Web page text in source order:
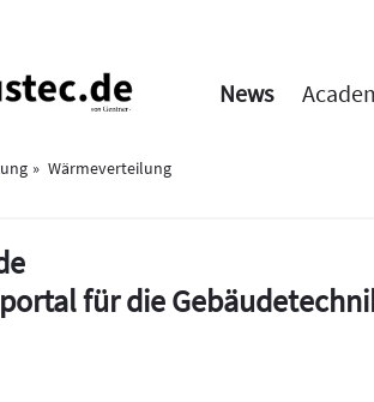
News
Wärmeverteilung
für die